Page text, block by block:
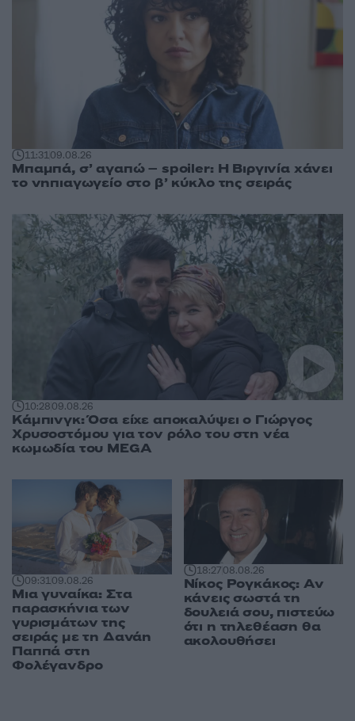
11:3109.08.26
Μπαμπά, σ’ αγαπώ – spoiler: Η Βιργινία χάνει
το νηπιαγωγείο στο β’ κύκλο της σειράς
10:2809.08.26
Κάμπινγκ: Όσα είχε αποκαλύψει ο Γιώργος
Χρυσοστόμου για τον ρόλο του στη νέα
κωμωδία του MEGA
09:3109.08.26
Μια γυναίκα: Στα
παρασκήνια των
γυρισμάτων της
σειράς με τη Δανάη
Παππά στη
Φολέγανδρο
18:2708.08.26
Νίκος Ρογκάκος: Αν
κάνεις σωστά τη
δουλειά σου, πιστεύω
ότι η τηλεθέαση θα
ακολουθήσει